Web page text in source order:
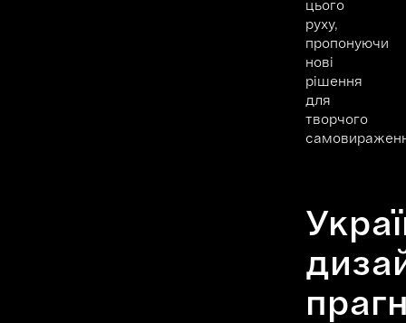
цього
руху,
пропонуючи
нові
рішення
для
творчого